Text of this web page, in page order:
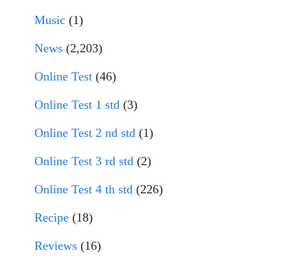
Music (1)
News (2,203)
Online Test (46)
Online Test 1 std (3)
Online Test 2 nd std (1)
Online Test 3 rd std (2)
Online Test 4 th std (226)
Recipe (18)
Reviews (16)